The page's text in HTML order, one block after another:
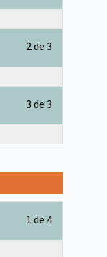
2 de 3
3 de 3
1 de 4